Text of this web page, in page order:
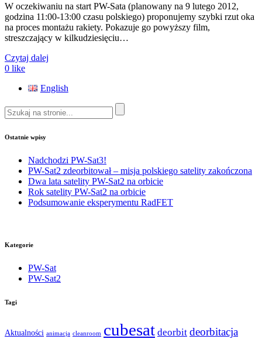
W oczekiwaniu na start PW-Sata (planowany na 9 lutego 2012,
godzina 11:00-13:00 czasu polskiego) proponujemy szybki rzut oka
na proces montażu rakiety. Pokazuje go powyższy film,
streszczający w kilkudziesięciu…
Czytaj dalej
0 like
English
Ostatnie wpisy
Nadchodzi PW-Sat3!
PW-Sat2 zdeorbitował – misja polskiego satelity zakończona
Dwa lata satelity PW-Sat2 na orbicie
Rok satelity PW-Sat2 na orbicie
Podsumowanie eksperymentu RadFET
Kategorie
PW-Sat
PW-Sat2
Tagi
Aktualności animacja cleanroom cubesat deorbit deorbitacja